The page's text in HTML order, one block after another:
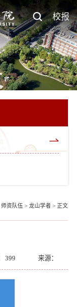
校报
师资队伍 > 龙山学者 > 正文
399 来源：